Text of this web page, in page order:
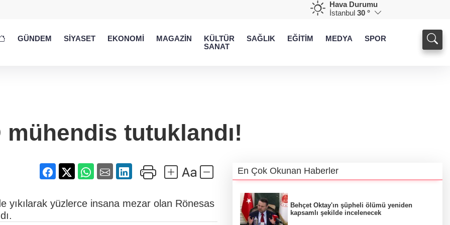
Hava Durumu
İstanbul 30 °
GÜNDEM SİYASET EKONOMİ MAGAZİN
KÜLTÜR
SANAT
SAĞLIK EĞİTİM MEDYA SPOR
mühendis tutuklandı!
yıkılarak yüzlerce insana mezar olan Rönesas
En Çok Okunan Haberler
Behçet Oktay'ın şüpheli ölümü yeniden
kapsamlı şekilde incelenecek